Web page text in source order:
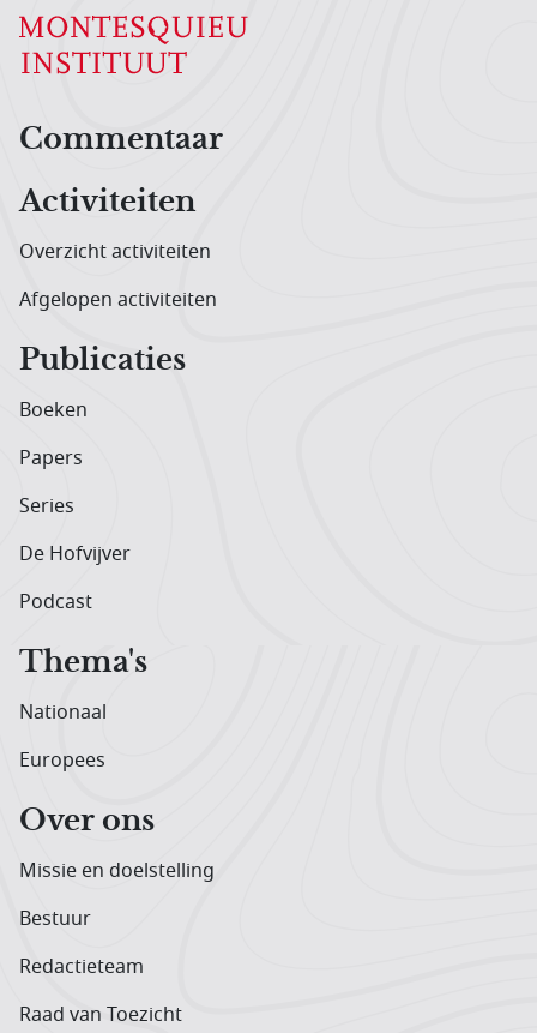
Hoofdnavigatiemenu
Commentaar
Activiteiten
Overzicht activiteiten
Afgelopen activiteiten
Publicaties
Boeken
Papers
Series
De Hofvijver
Podcast
Thema's
Nationaal
Europees
Over ons
Missie en doelstelling
Bestuur
Redactieteam
Raad van Toezicht